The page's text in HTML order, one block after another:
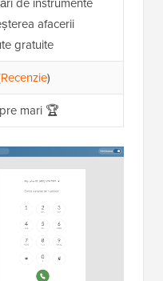
afacerii
gratuite
Recenzie)
mari 🏆